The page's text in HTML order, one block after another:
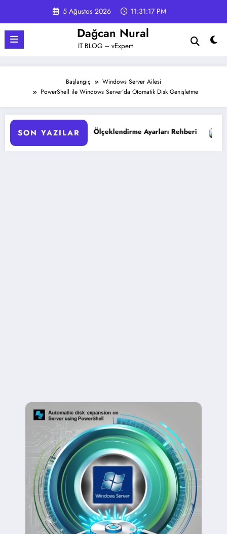
5 Ağustos 2026 11:31:18 PM
Dağcan Nural
IT BLOG – vExpert
Başlangıç
Windows Server Ailesi
PowerShell ile Windows Server’da Otomatik Disk Genişletme
SON YAZILAR
Ayarları Rehberi Google Gemini 3 ile